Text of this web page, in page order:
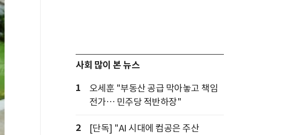
사회 많이 본 뉴스
1
오세훈 "부동산 공급 막아놓고 책임
전가… 민주당 적반하장"
2
[단독] "AI 시대에 컴공은 주산